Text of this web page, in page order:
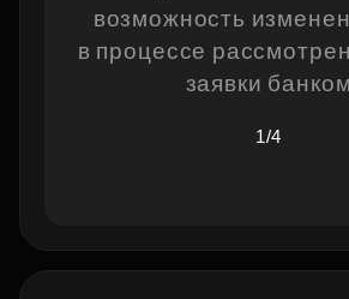
возможность
в процессе
заявки банком
1/4